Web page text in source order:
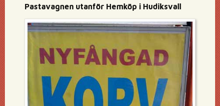
Pastavagnen utanför Hemköp i Hudiksvall